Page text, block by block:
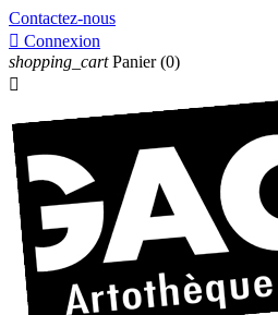
Contactez-nous
 Connexion
shopping_cart Panier (0)
